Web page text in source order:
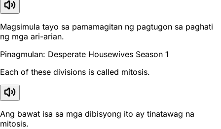
Magsimula tayo sa pamamagitan ng pagtugon sa paghati
ng mga ari-arian.
Pinagmulan: Desperate Housewives Season 1
Each of these divisions is called mitosis.
Ang bawat isa sa mga dibisyong ito ay tinatawag na
mitosis.